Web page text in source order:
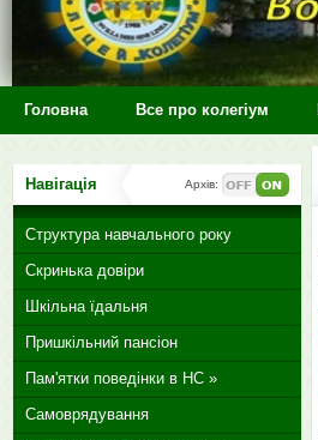
Головна Все про колегіум
Навігація Архів:
Структура навчального року
Скринька довіри
Шкільна їдальня
Пришкільний пансіон
Пам'ятки поведінки в НС »
Самоврядування